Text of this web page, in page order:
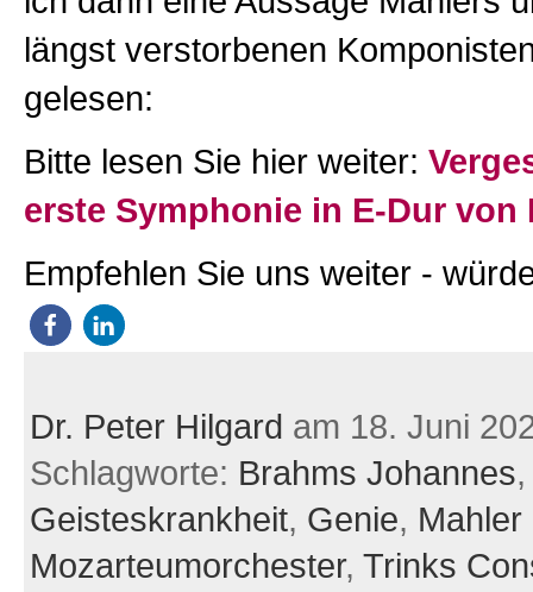
längst verstorbenen
gelesen:
Bitte lesen Sie hier weiter:
erste Symphonie in E-Dur von
Empfehlen Sie uns weiter -
Dr. Peter Hilgard am 18. Juni
Schlagworte: Brahms Johannes,
Geisteskrankheit, Genie, Mahler
Mozarteumorchester, Trinks